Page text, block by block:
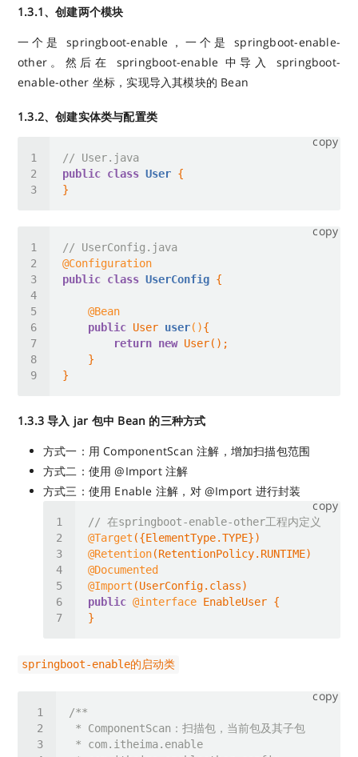
1.3.1、创建两个模块
一个是 springboot-enable，一个是 springboot-enable-
other。然后在 springboot-enable 中导入 springboot-
enable-other 坐标，实现导入其模块的 Bean
1.3.2、创建实体类与配置类
copy
// User.java
public class User
copy
// UserConfig.java
@Configuration
public class UserConfig
@Bean
public User user()
return new
1.3.3 导入 jar 包中 Bean 的三种方式
方式一：用 ComponentScan 注解，增加扫描包范围
方式二：使用 @Import 注解
方式三：使用 Enable 注解，对 @Import 进行封装
copy
// 在springboot-enable-other工程内定义
@Target
@Retention
@Documented
@Import
public @interface
springboot-enable的启动类
copy